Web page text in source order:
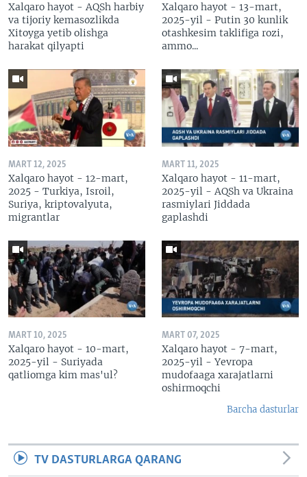
Xalqaro hayot - AQSh harbiy
va tijoriy kemasozlikda
Xitoyga yetib olishga
harakat qilyapti
Xalqaro hayot - 13-mart,
2025-yil - Putin 30 kunlik
otashkesim taklifiga rozi,
ammo...
MART 12, 2025
Xalqaro hayot - 12-mart,
2025 - Turkiya, Isroil,
Suriya, kriptovalyuta,
migrantlar
MART 11, 2025
Xalqaro hayot - 11-mart,
2025-yil - AQSh va Ukraina
rasmiylari Jiddada
gaplashdi
MART 10, 2025
Xalqaro hayot - 10-mart,
2025-yil - Suriyada
qatliomga kim mas'ul?
MART 07, 2025
Xalqaro hayot - 7-mart,
2025-yil - Yevropa
mudofaaga xarajatlarni
oshirmoqchi
Barcha dasturlar
TV DASTURLARGA QARANG